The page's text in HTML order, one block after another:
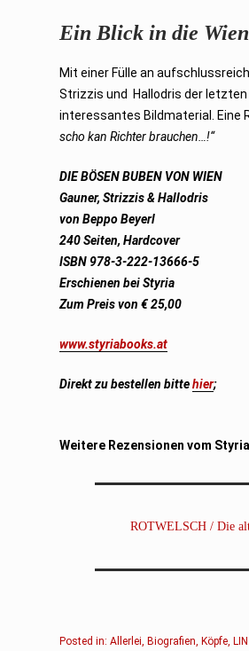
Ein Blick in die
Mit einer Fülle an
Strizzis und Hallodris der letzten
interessantes Bildmaterial. Eine
scho kan Richter brauchen…!“
DIE BÖSEN BUBEN VON WIEN
Gauner, Strizzis & Hallodris
von Beppo Beyerl
240 Seiten, Hardcover
ISBN 978-3-222-13666-5
Erschienen bei Styria
Zum Preis von € 25,00
www.styriabooks.at
Direkt zu bestellen bittehier;
Weitere Rezensionen vom
ROTWELSCH / Die
Posted in:Allerlei ,Biografien ,Köpfe ,